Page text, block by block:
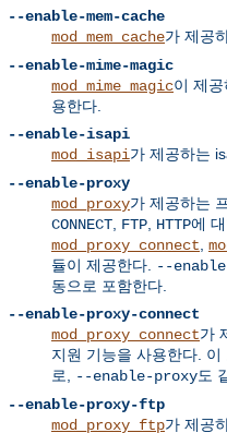
--enable-mem-cache
mod_mem_cache가 제공
--enable-mime-magic
mod_mime_magic이 제
용한다.
--enable-isapi
mod_isapi가 제공하는
--enable-proxy
mod_proxy가 제공하는
CONNECT, FTP, HTTP에
mod_proxy_connect,
듈이 제공한다. --
동으로 포함한다.
--enable-proxy-connect
mod_proxy_connect가
지원 기능을 사용한다. 이
로, --enable-proxy도
--enable-proxy-ftp
mod_proxy_ftp가 제공